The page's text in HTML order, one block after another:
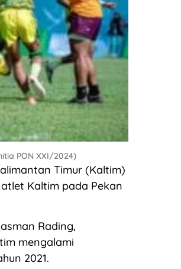
PON XXI/2024)
Timur (Kaltim)
Kaltim pada Pekan
Rading,
mengalami
2021.